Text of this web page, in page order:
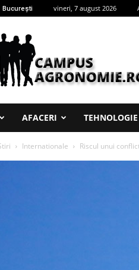
București vineri, 7 august 2026
AFACERI TEHNOLOGIE
Internationale Riscul unui